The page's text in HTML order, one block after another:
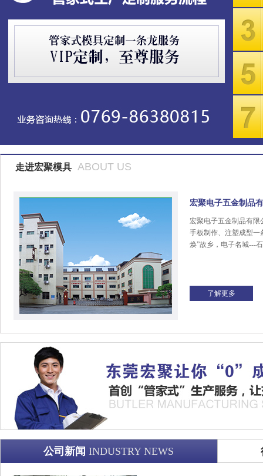
走进宏聚模具 ABOUT US
宏聚电子五金制品
宏聚电子五金制品有限
手板制作、注塑成型一
焕”故乡，电子名城---
了解更多
公司新闻 INDUSTRY NEWS